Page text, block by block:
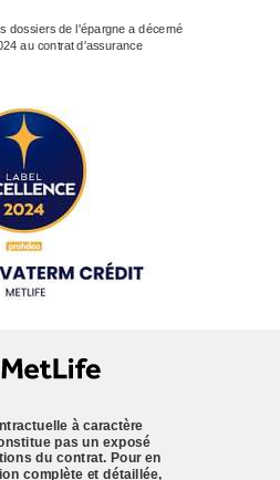
à caractère
pas un exposé
du contrat. Pour en
complète et détaillée,
dossiers de l'épargne a décerné
au contrat d'assurance